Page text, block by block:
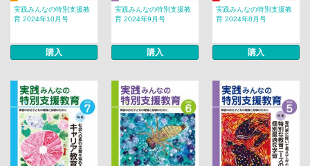
実践みんなの特別支援教
育 2024年10月号
購入
実践みんなの特別支援教
育 2024年9月号
購入
実践みんなの特別支援教
育 2024年8月号
購入